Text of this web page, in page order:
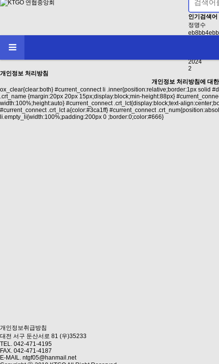
인기검색어
정명수
2024
2
개인정보 처리방침
개인정보 처리방침에 대
ox_clear{clear:both} #current_connect li .inner{position:relative;border:1px solid
.crt_name {margin:20px 20px 15px;display:block;min-height:88px}
width:100%;height:auto} #current_connect .crt_lct{display:block;text-
#current_connect .crt_lct a{color:#3ca1ff} #current_connect
li.empty_li{width:100%;padding:200px 0 ;border:0;color:#666}
개인정보취급방침
대전 서구 둔산서로 81 (우)35233
TEL. 042-471-4195
FAX. 042-471-4187
E-MAIL. ntgf05@hanmail.net